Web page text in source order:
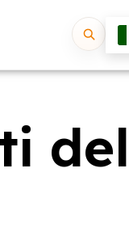
del